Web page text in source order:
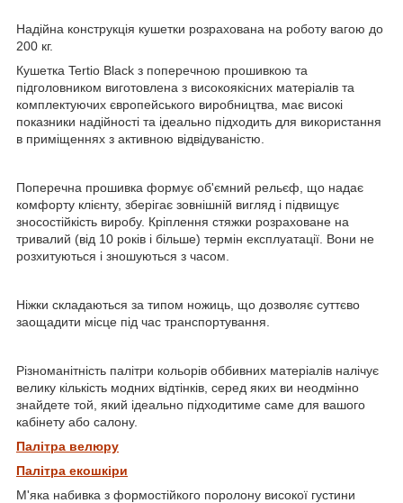
Надійна конструкція кушетки розрахована на роботу вагою до
200 кг.
Кушетка Tertio Black з поперечною прошивкою та
підголовником виготовлена з високоякісних матеріалів та
комплектуючих європейського виробництва, має високі
показники надійності та ідеально підходить для використання
в приміщеннях з активною відвідуваністю.
Поперечна прошивка формує об'ємний рельєф, що надає
комфорту клієнту, зберігає зовнішній вигляд і підвищує
зносостійкість виробу. Кріплення стяжки розраховане на
тривалий (від 10 років і більше) термін експлуатації. Вони не
розхитуються і зношуються з часом.
Ніжки складаються за типом ножиць, що дозволяє суттєво
заощадити місце під час транспортування.
Різноманітність палітри кольорів оббивних матеріалів налічує
велику кількість модних відтінків, серед яких ви неодмінно
знайдете той, який ідеально підходитиме саме для вашого
кабінету або салону.
Палітра велюру
Палітра екошкіри
М'яка набивка з формостійкого поролону високої густини